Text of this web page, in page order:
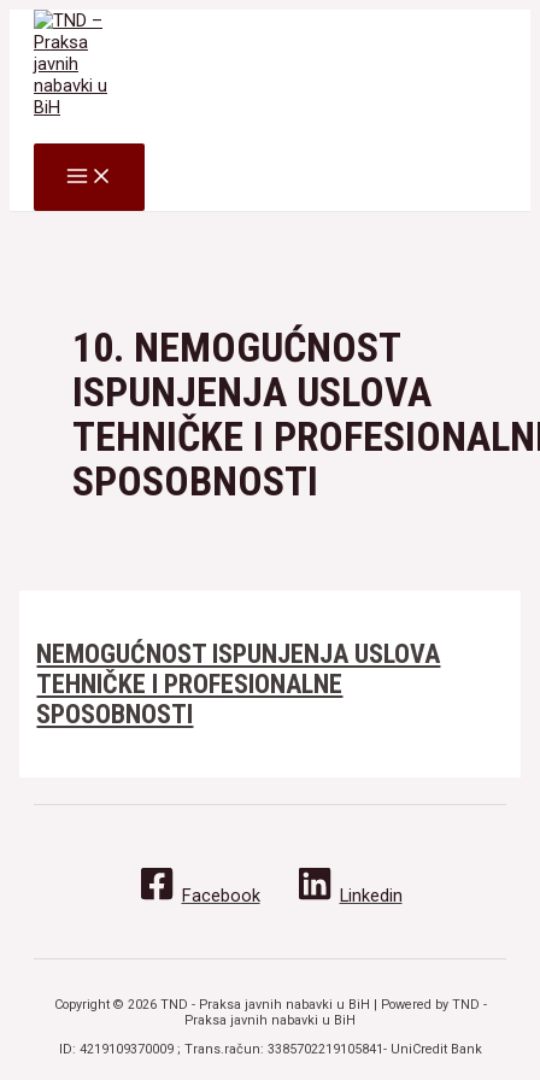
Skip
content
MAIN
MENU
10. NEMOGUĆNOST
ISPUNJENJA USLOVA
TEHNIČKE I
SPOSOBNOSTI
NEMOGUĆNOST ISPUNJENJA USLOVA
TEHNIČKE I PROFESIONALNE
SPOSOBNOSTI
Facebook Linkedin
Copyright © 2026 TND - Praksa javnih nabavki u BiH | Powered by TND -
Praksa javnih nabavki u BiH
ID: 4219109370009 ; Trans.račun: 3385702219105841- UniCredit Bank